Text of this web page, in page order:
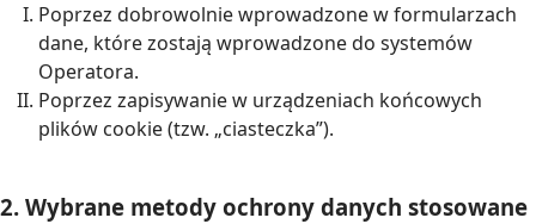
Poprzez dobrowolnie wprowadzone w formularzach
dane, które zostają wprowadzone do systemów
Operatora.
Poprzez zapisywanie w urządzeniach końcowych
plików cookie (tzw. „ciasteczka”).
2. Wybrane metody ochrony danych stosowane